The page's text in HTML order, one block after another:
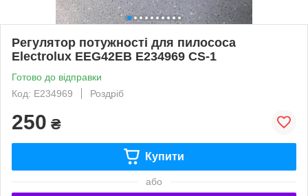
Регулятор потужності для пилососа
Electrolux EEG42EB E234969 CS-1
Готово до відправки
Код: E234969
Роздріб
250 ₴
Купити
або